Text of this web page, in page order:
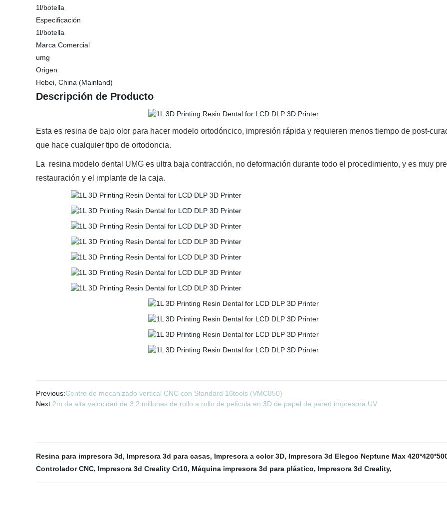
1l/botella
Especificación
1l/botella
Marca Comercial
umg
Origen
Hebei, China (Mainland)
Descripción de Producto
Esta es resina de bajo olor para hacer modelo ortodóncico, impresión rápida y requieren menos tiempo de post-
que hace cualquier tipo de ortodoncia.
La resina modelo dental UMG es ultra baja contracción, no deformación durante todo el procedimiento, y es muy
restauración y el implante de la caja.
Previous:Centro de mecanizado vertical CNC con Standard 16tools (VMC850)
Next:2m de alta velocidad de 3,2 millones de rollo a rollo de película en 3D de papel de pared impresora UV
Resina para impresora 3d, Impresora 3d para casas, Impresora a color 3D, Impresora 3d Elegoo Neptune Max
Controlador CNC, Impresora 3d Creality Cr10, Máquina impresora 3d para plástico, Impresora 3d Creality,